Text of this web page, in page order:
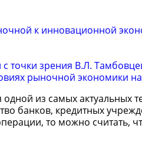
к инновационной
точки зрения В.Л.
рыночной экономики
из самых актуальных
банков, кредитных
то можно считать,